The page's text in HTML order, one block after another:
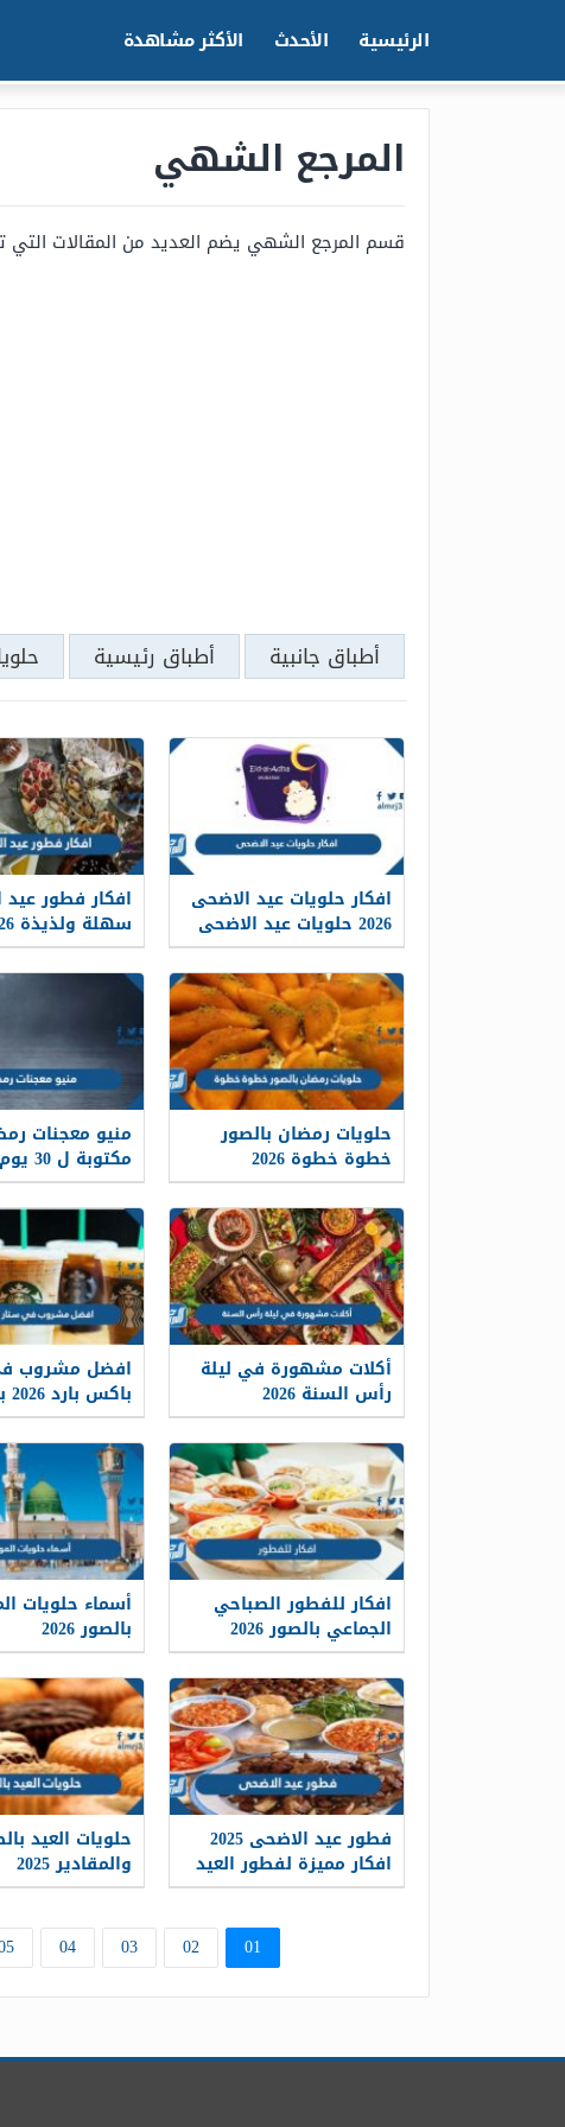
الرئيسية الأحدث الأكثر مشاهدة
المرجع الشهي
قسم المرجع الشهي يضم العديد من المقالات التي
أطباق جانبية أطباق رئيسية
افكار حلويات عيد الاضحى
2026 حلويات عيد الاضحى
على شكل خروف
افكار فطور
سهلة ولذيذة 2026 بالصور
حلويات رمضان بالصور
خطوة خطوة 2026 مكتوبة ل 30 يوم
أكلات مشهورة في ليلة
رأس السنة 2026
افضل مشروب
باکس بارد 2026 بالأسعار
افكار للفطور الصباحي
الجماعي بالصور 2026
أسماء حلويات
بالصور 2026
فطور عيد الاضحى 2025
افكار مميزة لفطور العيد
حلويات العيد
والمقادير 2025
01
02
03
04